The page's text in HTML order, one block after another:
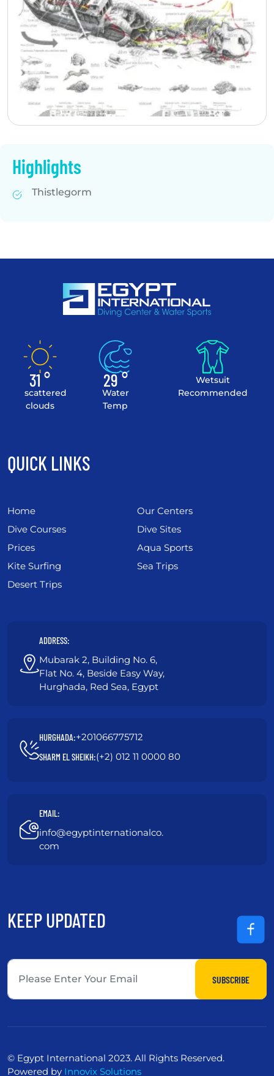
Highlights
Thistlegorm
31 °
scattered
clouds
29 °
Water
Temp
Wetsuit
Recommended
ADDRESS:
Mubarak 2, Building No. 6,
Flat No. 4, Beside Easy Way,
Hurghada, Red Sea, Egypt
HURGHADA:+201066775712
SHARM EL SHEIKH:(+2) 012 11 0000 80
EMAIL:
info@egyptinternationalco.
com
QUICK LINKS
Home
Our Centers
Dive Courses
Dive Sites
Prices
Aqua Sports
Kite Surfing
Sea Trips
Desert Trips
KEEP UPDATED
SUBSCRIBE
© Egypt International 2023. All Rights Reserved.
Powered by Innovix Solutions